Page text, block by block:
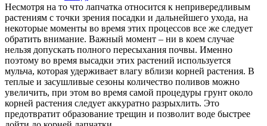
Несмотря на то что лапчатка относится к непривередливым
растениям с точки зрения посадки и дальнейшего ухода, на
некоторые моменты во время этих процессов все же следует
обратить внимание. Важный момент – ни в коем случае
нельзя допускать полного пересыхания почвы. Именно
поэтому во время высадки этих растений используется
мульча, которая удерживает влагу вблизи корней растения. В
теплые и засушливые сезоны количество поливов можно
увеличить, при этом во время самой процедуры грунт около
корней растения следует аккуратно разрыхлить. Это
предотвратит образование трещин и позволит воде быстрее